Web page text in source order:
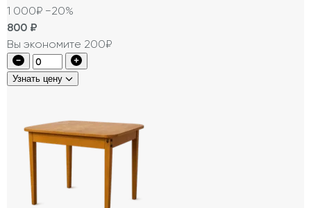
1 000₽ −20%
800 ₽
Вы экономите 200₽
Узнать цену